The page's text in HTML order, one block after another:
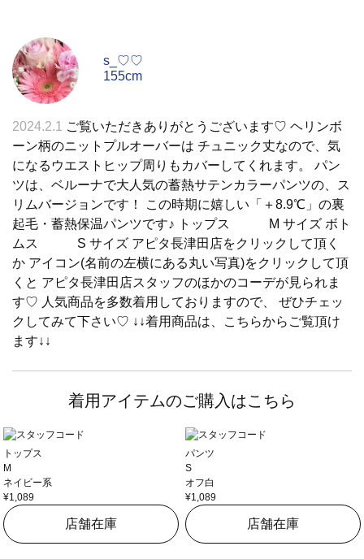
s_♡♡
155cm
2024.2.1
ご覧いただきありがとうございます♡ ヘリンボ
ーン柄のニットプルオーバーは チュニック丈なので、気
になるウエストヒップ周りもカバーしてくれます。 パン
ツは、ベルーナで大人気の蓄熱サテンカラーパンツの、ス
リムバージョンです！ この時期に嬉しい「＋8.9℃」の裏
起毛・蓄熱保温パンツです♪ トップス M サイズ ボト
ムス S サイズ アピタ長津田店をクリックして頂く
か アイコン(名前の左横にある丸い写真)をクリックして頂
くと アピタ長津田店スタッフのほかのコーデが見られま
す♡ 人気商品を多数着用しておりますので、 ぜひチェッ
クしてみて下さい♡ ↓↓着用商品は、こちらからご覧頂け
ます↓↓
着用アイテムのご購入はこちら
トップス
M
ネイビー系
¥1,089
店舗在庫
パンツ
S
オフ白
¥1,089
店舗在庫